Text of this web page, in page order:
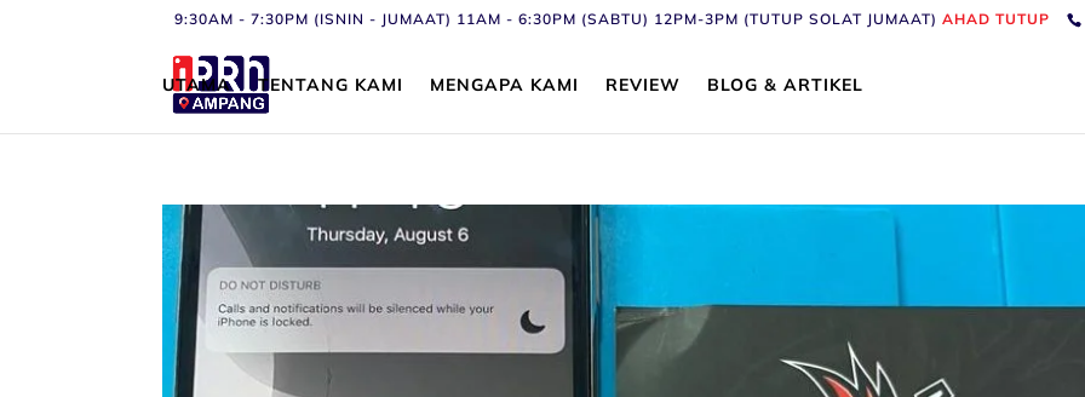
9:30AM - 7:30PM (ISNIN - JUMAAT) 11AM - 6:30PM (SABTU) 12PM-3PM (TUTUP SOLAT JUMAAT)AHAD TUTUP
UTAMA TENTANG KAMI MENGAPA KAMI REVIEW BLOG & ARTIKEL